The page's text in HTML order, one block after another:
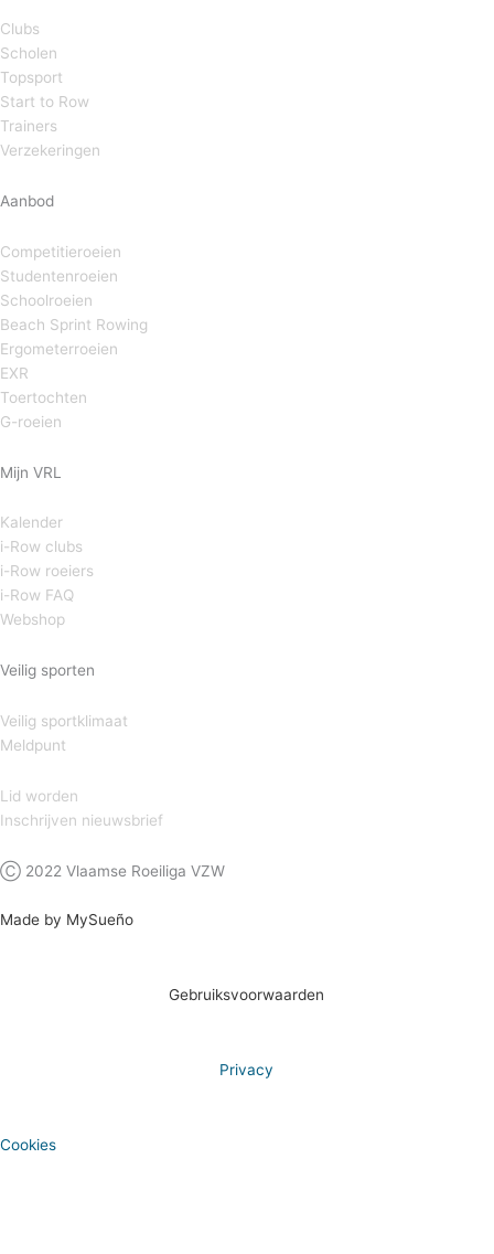
Clubs
Scholen
Topsport
Start to Row
Trainers
Verzekeringen
Aanbod
Competitieroeien
Studentenroeien
Schoolroeien
Beach Sprint Rowing
Ergometerroeien
EXR
Toertochten
G-roeien
Mijn VRL
Kalender
i-Row clubs
i-Row roeiers
i-Row FAQ
Webshop
Veilig sporten
Veilig sportklimaat
Meldpunt
Lid worden
Inschrijven nieuwsbrief
Ⓒ 2022 Vlaamse Roeiliga VZW
Made by MySueño
Gebruiksvoorwaarden
Privacy
Cookies